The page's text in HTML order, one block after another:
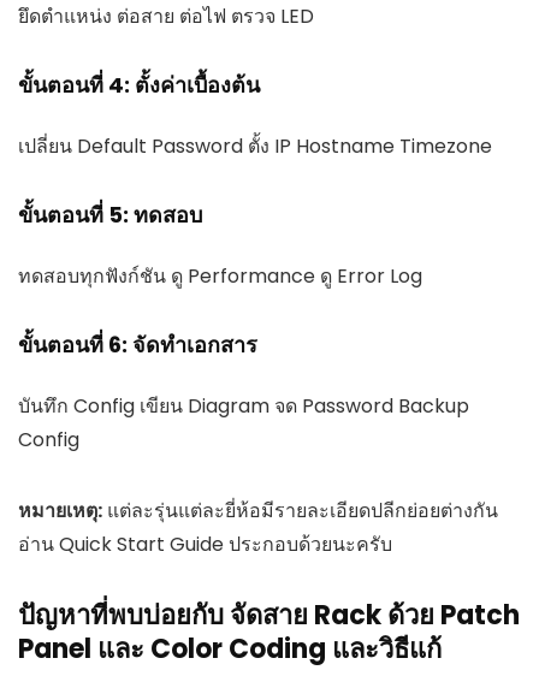
ยึดตำแหน่ง ต่อสาย ต่อไฟ ตรวจ LED
ขั้นตอนที่ 4: ตั้งค่าเบื้องต้น
เปลี่ยน Default Password ตั้ง IP Hostname Timezone
ขั้นตอนที่ 5: ทดสอบ
ทดสอบทุกฟังก์ชัน ดู Performance ดู Error Log
ขั้นตอนที่ 6: จัดทำเอกสาร
บันทึก Config เขียน Diagram จด Password Backup
Config
หมายเหตุ: แต่ละรุ่นแต่ละยี่ห้อมีรายละเอียดปลีกย่อยต่างกัน
อ่าน Quick Start Guide ประกอบด้วยนะครับ
ปัญหาที่พบบ่อยกับ จัดสาย Rack ด้วย Patch
Panel และ Color Coding และวิธีแก้